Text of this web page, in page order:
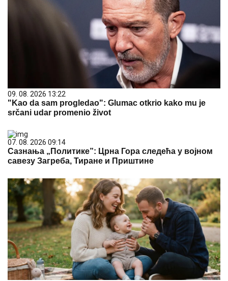
09. 08. 2026 13:22
"Kao da sam progledao": Glumac otkrio kako mu je
srčani udar promenio život
07. 08. 2026 09:14
Сазнања „Политике”: Црна Гора следећа у војном
савезу Загреба, Тиране и Приштине